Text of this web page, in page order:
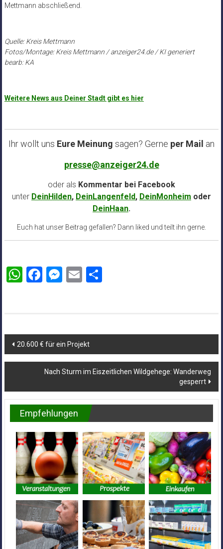
Mettmann abschließend.
Quelle: Kreis Mettmann
Fotos/Montage: Kreis Mettmann / anzeiger24.de / KI generiert
bearb: KA
Weitere News aus Deiner Stadt gibt es hier
Ihr wollt uns Eure Meinung sagen? Gerne per Mail an
presse@anzeiger24.de
oder als Kommentar bei Facebook
unter DeinHilden, DeinLangenfeld, DeinMonheim oder
DeinHaan.
Euch hat unser Beitrag gefallen? Dann liked und teilt ihn gerne.
WhatsApp
Facebook
Messenger
EmailTeilen
Beitragsnavigation
20.600 € für ein Projekt
Nach Sturm im Eiszeitlichen Wildgehege: Wanderweg
gesperrt
Empfehlungen